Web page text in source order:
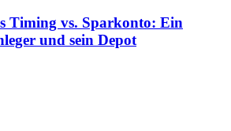
Timing vs. Sparkonto: Ein
und sein Depot